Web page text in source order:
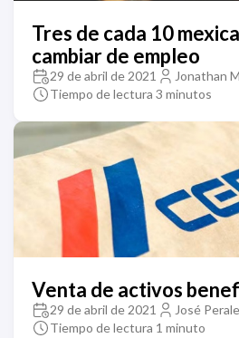
Tres de cada 10
cambiar de empleo
29 de abril de 2021
Jonathan
Tiempo de lectura 3 minutos
Venta de activos
29 de abril de 2021
José
Tiempo de lectura 1 minuto